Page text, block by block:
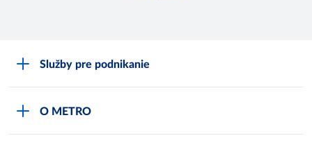
Služby pre podnikanie
O METRO